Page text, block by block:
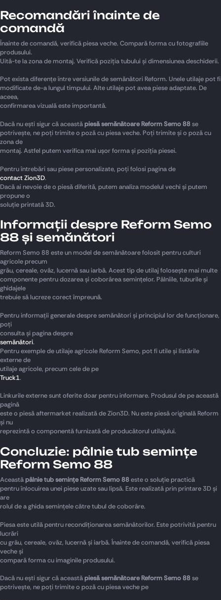
Recomandări înainte de
comandă
Înainte de comandă, verifică piesa veche. Compară forma cu fotografiile
produsului.
Uită-te la zona de montaj. Verifică poziția tubului și dimensiunea deschiderii.
Pot exista diferențe între versiunile de semănători Reform. Unele utilaje pot fi
modificate de-a lungul timpului. Alte utilaje pot avea piese adaptate. De
aceea,
confirmarea vizuală este importantă.
Dacă nu ești sigur că aceastăpiesă semănătoare Reform Semo 88se
potrivește, ne poți trimite o poză cu piesa veche. Poți trimite și o poză cu
zona de
montaj. Astfel putem verifica mai ușor forma și poziția piesei.
Pentru întrebări sau piese personalizate, poți folosi pagina de
contact Zion3D.
Dacă ai nevoie de o piesă diferită, putem analiza modelul vechi și putem
propune o
soluție printată 3D.
Informații despre Reform Semo
88 și semănători
Reform Semo 88 este un model de semănătoare folosit pentru culturi
agricole precum
grâu, cereale, ovăz, lucernă sau iarbă. Acest tip de utilaj folosește mai multe
componente pentru dozarea și coborârea semințelor. Pâlniile, tuburile și
ghidajele
trebuie să lucreze corect împreună.
Pentru informații generale despre semănători și principiul lor de funcționare,
poți
consulta și pagina despre
semănători.
Pentru exemple de utilaje agricole Reform Semo, pot fi utile și listările
externe de
utilaje agricole, precum cele de pe
Truck1.
Linkurile externe sunt oferite doar pentru informare. Produsul de pe această
pagină
este o piesă aftermarket realizată de Zion3D. Nu este piesă originală Reform
și nu
reprezintă o componentă furnizată de producătorul utilajului.
Concluzie: pâlnie tub semințe
Reform Semo 88
Aceastăpâlnie tub semințe Reform Semo 88este o soluție practică
pentru înlocuirea unei piese uzate sau lipsă. Este realizată prin printare 3D și
are
rolul de a ghida semințele către tubul de coborâre.
Piesa este utilă pentru recondiționarea semănătorilor. Este potrivită pentru
lucrări
cu grâu, cereale, ovăz, lucernă și iarbă. Înainte de comandă, verifică piesa
veche și
compară forma cu imaginile produsului.
Dacă nu ești sigur că aceastăpiesă semănătoare Reform Semo 88se
potrivește, ne poți trimite o poză cu piesa veche pe